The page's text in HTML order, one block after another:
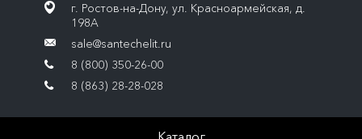
г. Ростов-на-Дону, ул. Красноармейская, д.
198А
sale@santechelit.ru
8 (800) 350-26-00
8 (863) 28-28-028